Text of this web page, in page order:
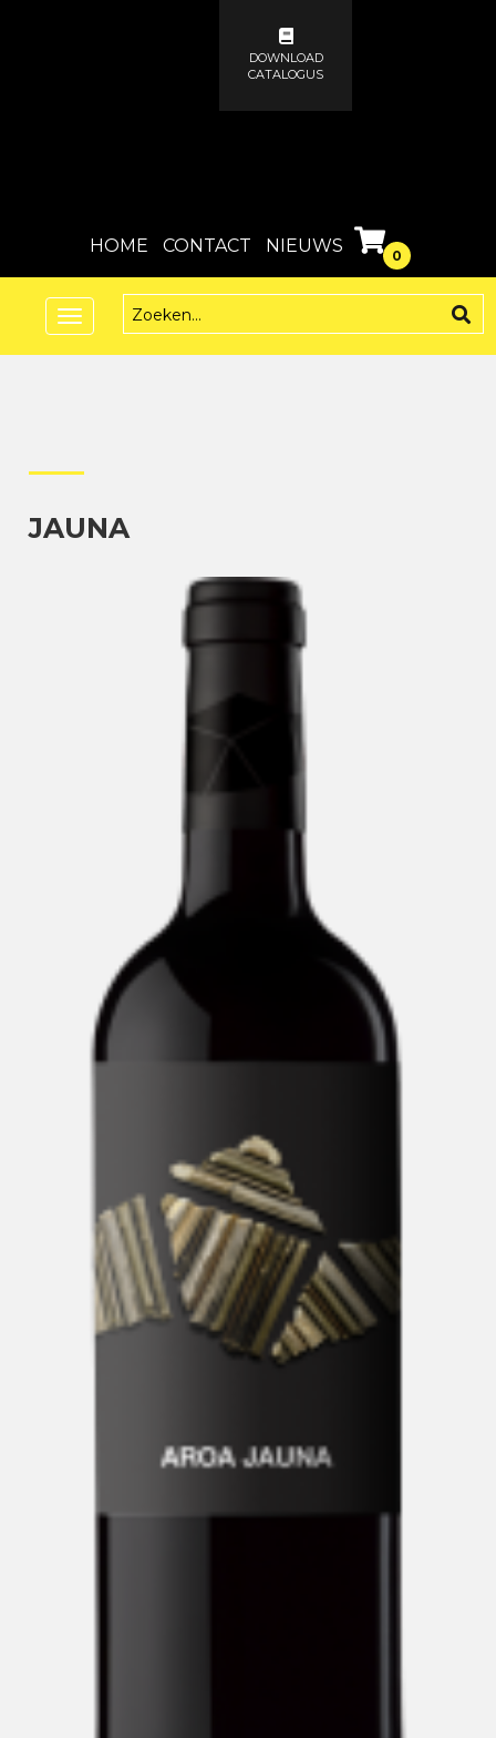
DOWNLOAD
CATALOGUS
HOME CONTACT NIEUWS 0
Toggle
JAUNA